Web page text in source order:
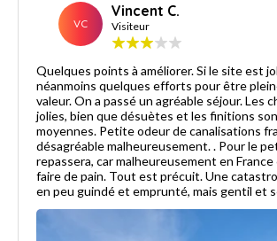
VC
Vincent C.
Visiteur
Quelques points à améliorer. Si le site est
néanmoins quelques efforts pour être
valeur. On a passé un agréable séjour. Les chambres sont
jolies, bien que désuètes et les finitions
moyennes. Petite odeur de canalisations
désagréable malheureusement. . Pour le petit-déjeuner, on
repassera, car malheureusement en
faire de pain. Tout est précuit. Une
en peu guindé et emprunté, mais gentil et